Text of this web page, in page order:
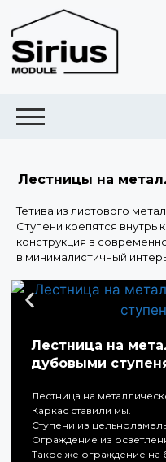
Лестницы на
Тетива из листового
Ступени крепятся внутрь
конструкция в
в минималистичный
Лестница на
дубовыми
Лестница на
Каркас ставили мы.
Ступени из
Ограждение из
Такое же ограждение на